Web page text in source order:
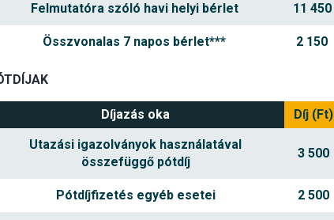
Felmutatóra szóló havi helyi bérlet 11 450
Összvonalas 7 napos bérlet*** 2 150
Díjazás oka
Díj (Ft)
Utazási igazolványok használatával
összefüggő pótdíj
3 500
Pótdíjfizetés egyéb esetei 2 500